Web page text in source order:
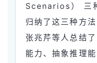
Scenarios） 三
归纳了这三种方
张兆芹等人总结
能力、抽象推理